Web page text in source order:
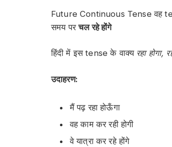
Future Continuous Tense वह
समय परचल रहे होंगे
हिंदी में इस tense के वाक्य रहा होगा,
उदाहरण:
मैं पढ़ रहा होऊँगा
वह काम कर रही होगी
वे यात्रा कर रहे होंगे